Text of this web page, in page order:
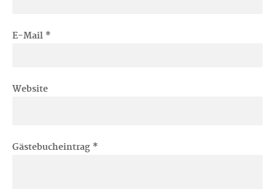
E-Mail *
Website
Gästebucheintrag *